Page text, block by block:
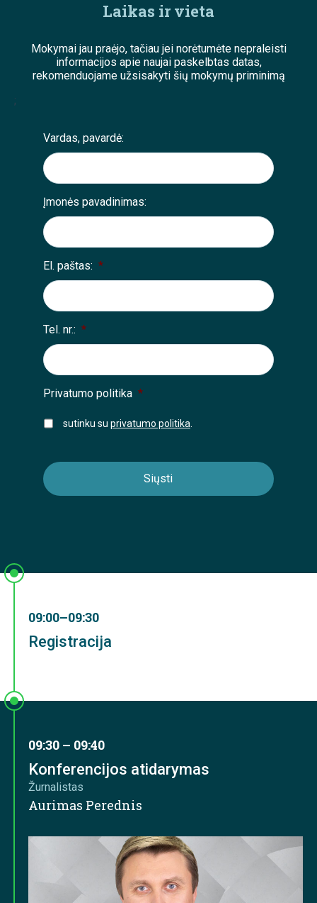
Laikas ir vieta
Mokymai jau praėjo, tačiau jei norėtumėte nepraleisti
informacijos apie naujai paskelbtas datas,
rekomenduojame užsisakyti šių mokymų priminimą
;
Vardas, pavardė:
Įmonės pavadinimas:
El. paštas: *
Tel. nr.: *
Privatumo politika *
sutinku su privatumo politika
09:00–09:30
Registracija
09:30 – 09:40
Konferencijos atidarymas
Žurnalistas
Aurimas Perednis